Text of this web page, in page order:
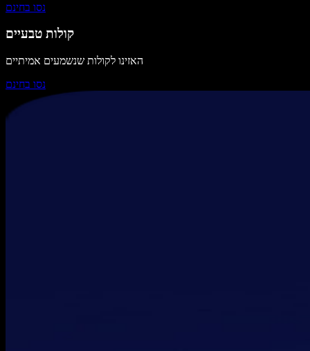
נסו בחינם
קולות טבעיים
האזינו לקולות שנשמעים אמיתיים
נסו בחינם